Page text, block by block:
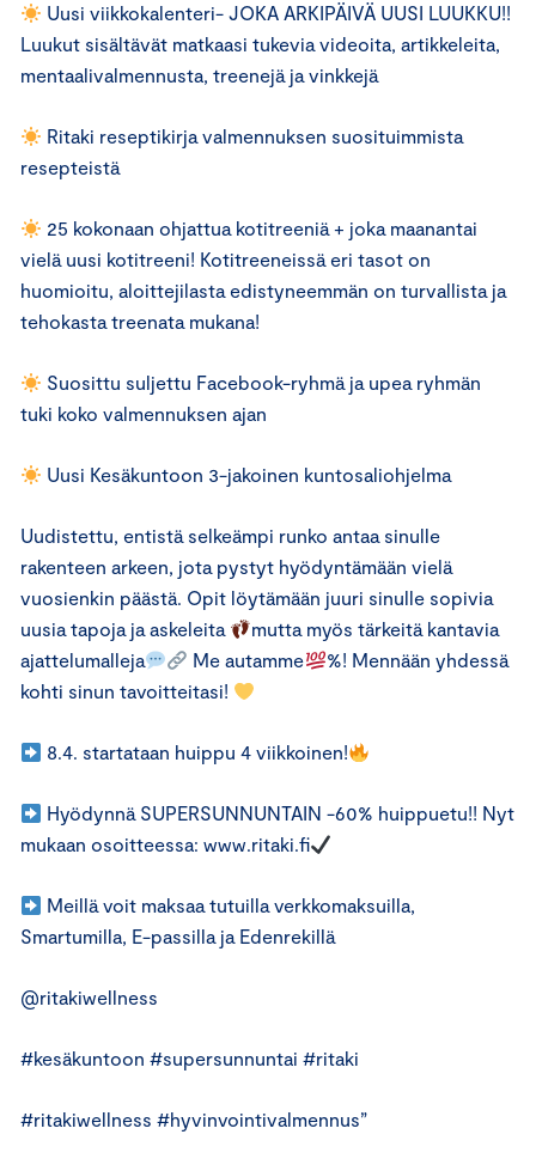
Uusi viikkokalenteri- JOKA ARKIPÄIVÄ UUSI LUUKKU!!
Luukut sisältävät matkaasi tukevia videoita, artikkeleita,
mentaalivalmennusta, treenejä ja vinkkejä
Ritaki reseptikirja valmennuksen suosituimmista
resepteistä
25 kokonaan ohjattua kotitreeniä + joka maanantai
vielä uusi kotitreeni! Kotitreeneissä eri tasot on
huomioitu, aloittejilasta edistyneemmän on turvallista ja
tehokasta treenata mukana!
Suosittu suljettu Facebook-ryhmä ja upea ryhmän
tuki koko valmennuksen ajan
Uusi Kesäkuntoon 3-jakoinen kuntosaliohjelma
Uudistettu, entistä selkeämpi runko antaa sinulle
rakenteen arkeen, jota pystyt hyödyntämään vielä
vuosienkin päästä. Opit löytämään juuri sinulle sopivia
uusia tapoja ja askeleita
mutta myös tärkeitä kantavia
ajattelumalleja
Me autamme
%! Mennään yhdessä
kohti sinun tavoitteitasi!
8.4. startataan huippu 4 viikkoinen!
Hyödynnä SUPERSUNNUNTAIN -60% huippuetu!! Nyt
mukaan osoitteessa: www.ritaki.fi
Meillä voit maksaa tutuilla verkkomaksuilla,
Smartumilla, E-passilla ja Edenrekillä
@ritakiwellness
#kesäkuntoon #supersunnuntai #ritaki
#ritakiwellness #hyvinvointivalmennus”